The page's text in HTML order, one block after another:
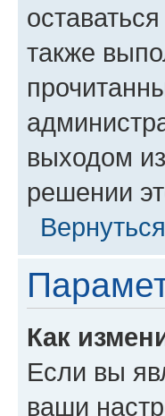
также
выходом
решении
Как
Если вы
ваши